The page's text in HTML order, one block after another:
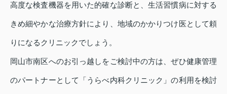
高度な検査機器を用いた的確な診断と、生活習慣病に対する
きめ細やかな治療方針により、地域のかかりつけ医として頼
りになるクリニックでしょう。
岡山市南区へのお引っ越しをご検討中の方は、ぜひ健康管理
のパートナーとして「うらべ内科クリニック」の利用を検討